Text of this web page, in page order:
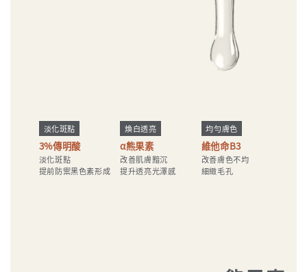
淡化斑點
3%傳明酸
淡化斑點
提前防禦黑色素形成
煥白透亮
α熊果素
改善肌膚黯沉
提升透亮光澤感
均勻膚色
維他命B3
改善膚色不均
細緻毛孔